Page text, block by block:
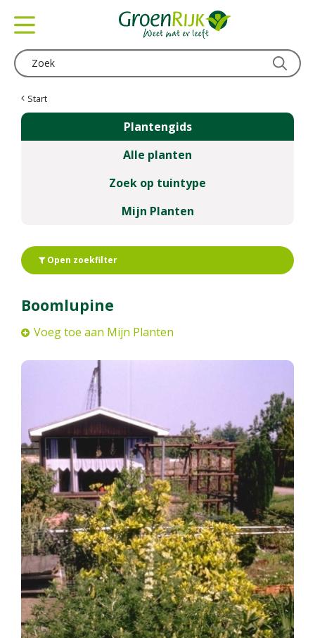
Start
Plantengids
Alle planten
Zoek op tuintype
Mijn Planten
Open zoekfilter
Boomlupine
Voeg toe aan Mijn Planten